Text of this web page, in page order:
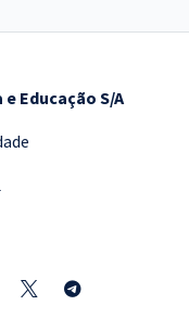
Educação S/A